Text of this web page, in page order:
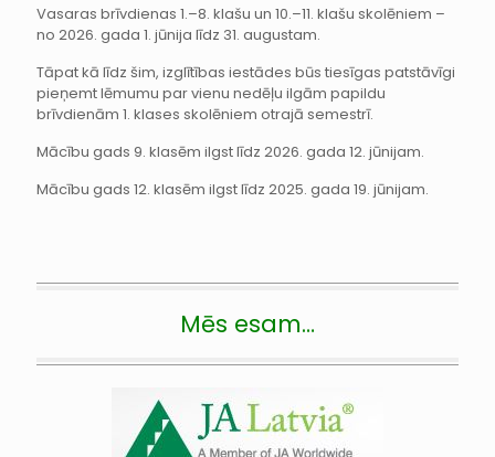
Vasaras brīvdienas 1.–8. klašu un 10.–11. klašu skolēniem –
no 2026. gada 1. jūnija līdz 31. augustam.
Tāpat kā līdz šim, izglītības iestādes būs tiesīgas patstāvīgi
pieņemt lēmumu par vienu nedēļu ilgām papildu
brīvdienām 1. klases skolēniem otrajā semestrī.
Mācību gads 9. klasēm ilgst līdz 2026. gada 12. jūnijam.
Mācību gads 12. klasēm ilgst līdz 2025. gada 19. jūnijam.
Mēs esam…